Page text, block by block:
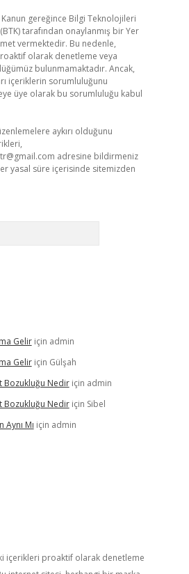
Kanun gereğince Bilgi Teknolojileri
tarafından onaylanmış bir Yer
vermektedir. Bu nedenle,
olarak denetleme veya
bulunmamaktadır. Ancak,
içeriklerin sorumluluğunu
üye olarak bu sorumluluğu kabul
aykırı olduğunu
adresine bildirmeniz
yasal süre içerisinde sitemizden
Geliriçin admin
Geliriçin Gülşah
Bozukluğu Nediriçin admin
Bozukluğu Nediriçin Sibel
Mı için admin
içerikleri proaktif olarak denetleme